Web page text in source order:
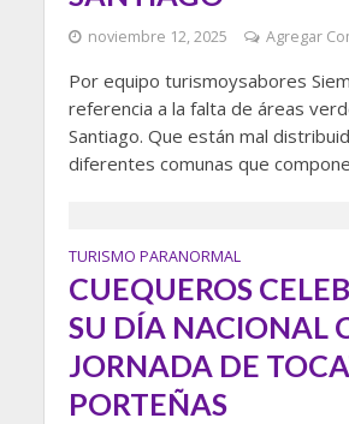
noviembre 12, 2025 Agregar
Por equipo turismoysabores
referencia a la falta de áreas
Santiago. Que están mal
diferentes comunas que
TURISMO PARANORMAL
CUEQUEROS
SU DÍA NACIONAL
JORNADA DE
PORTEÑAS